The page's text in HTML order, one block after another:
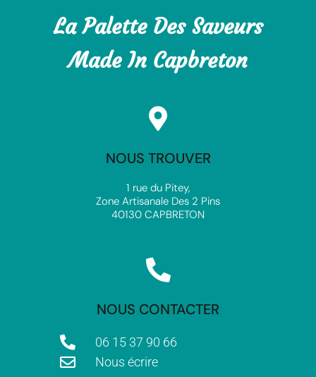
La Palette Des Saveurs
Made In Capbreton
NOUS TROUVER
1 rue du Pitey,
Zone Artisanale Des 2 Pins
40130 CAPBRETON
NOUS CONTACTER
06 15 37 90 66
Nous écrire